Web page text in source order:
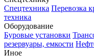
Спецтехника Перевозка
техника
Оборудование
Буровые установки
резервуары, емкости
Иное